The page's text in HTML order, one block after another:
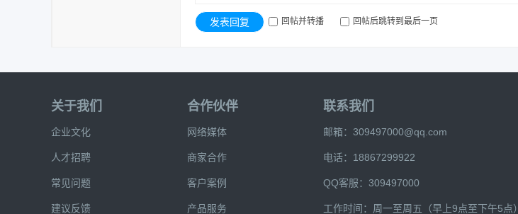
发表回复 回帖并转播 回帖后跳转到最后一页
关于我们
企业文化
人才招聘
常见问题
建议反馈
合作伙伴
网络媒体
商家合作
客户案例
产品服务
联系我们
邮箱：309497000@qq.com
电话：18867299922
QQ客服：309497000
工作时间：周一至周五（早上9点至下午5点）